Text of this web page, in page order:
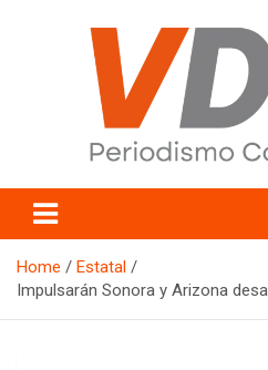
Home
Estatal
Impulsarán Sonora y Arizona